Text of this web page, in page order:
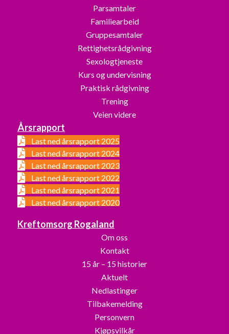
Parsamtaler
Familiearbeid
Gruppesamtaler
Rettighetsrådgivning
Sexologtjeneste
Kurs og undervisning
Praktisk rådgivning
Trening
Veien videre
Årsrapport
Last ned årsrapport 2025
Last ned årsrapport 2024
Last ned årsrapport 2023
Last ned årsrapport 2022
Last ned årsrapport 2021
Last ned årsrapport 2020
Kreftomsorg Rogaland
Om oss
Kontakt
15 år – 15 historier
Aktuelt
Nedlastinger
Tilbakemelding
Personvern
Kjøpsvilkår